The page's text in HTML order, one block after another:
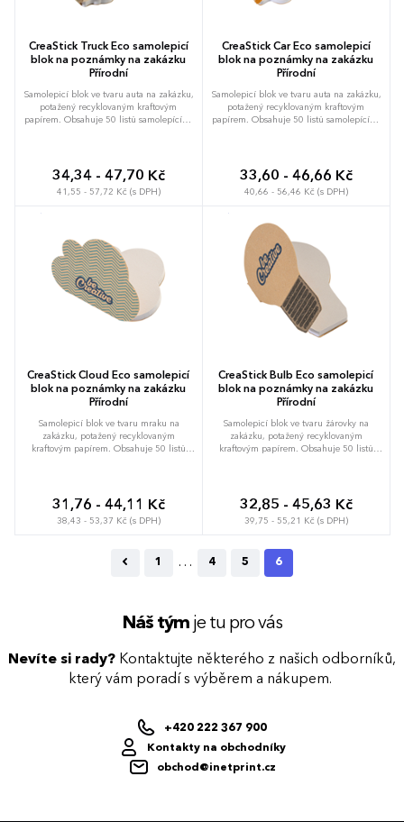
CreaStick Truck Eco samolepicí
blok na poznámky na zakázku
Přírodní
Samolepicí blok ve tvaru auta na zakázku,
potažený recyklovaným kraftovým
papírem. Obsahuje 50 listů samolepících
Min. mn.: 100 ks.
34,34 - 47,70 Kč
41,55 - 57,72 Kč (s DPH)
CreaStick Car Eco samolepicí
blok na poznámky na zakázku
Přírodní
Samolepicí blok ve tvaru auta na zakázku,
potažený recyklovaným kraftovým
papírem. Obsahuje 50 listů samolepících
Min. mn.: 100 ks.
33,60 - 46,66 Kč
40,66 - 56,46 Kč (s DPH)
CreaStick Cloud Eco samolepicí
blok na poznámky na zakázku
Přírodní
Samolepicí blok ve tvaru mraku na
zakázku, potažený recyklovaným
kraftovým papírem. Obsahuje 50 listů
tiskovou přípravu. Min. mn.: 100 ks.
31,76 - 44,11 Kč
38,43 - 53,37 Kč (s DPH)
CreaStick Bulb Eco samolepicí
blok na poznámky na zakázku
Přírodní
Samolepicí blok ve tvaru žárovky na
zakázku, potažený recyklovaným
kraftovým papírem. Obsahuje 50 listů
tiskovou přípravu. Min. mn.: 100 ks.
32,85 - 45,63 Kč
39,75 - 55,21 Kč (s DPH)
1 … 4 5 6
Náš týmje tu pro vás
Nevíte si rady? Kontaktujte některého z našich odborníků,
který vám poradí s výběrem a nákupem.
+420 222 367 900
Kontakty na obchodníky
obchod@inetprint.cz